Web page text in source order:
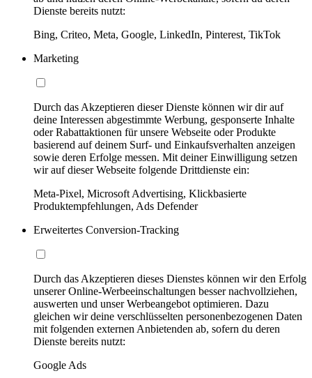
Dienste bereits nutzt:
Bing, Criteo, Meta, Google, LinkedIn, Pinterest, TikTok
Marketing
Durch das Akzeptieren dieser Dienste können wir dir auf
deine Interessen abgestimmte Werbung, gesponserte Inhalte
oder Rabattaktionen für unsere Webseite oder Produkte
basierend auf deinem Surf- und Einkaufsverhalten anzeigen
sowie deren Erfolge messen. Mit deiner Einwilligung setzen
wir auf dieser Webseite folgende Drittdienste ein:
Meta-Pixel, Microsoft Advertising, Klickbasierte
Produktempfehlungen, Ads Defender
Erweitertes Conversion-Tracking
Durch das Akzeptieren dieses Dienstes können wir den Erfolg
unserer Online-Werbeeinschaltungen besser nachvollziehen,
auswerten und unser Werbeangebot optimieren. Dazu
gleichen wir deine verschlüsselten personenbezogenen Daten
mit folgenden externen Anbietenden ab, sofern du deren
Dienste bereits nutzt:
Google Ads